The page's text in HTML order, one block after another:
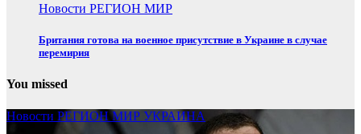
Новости РЕГИОН МИР
Британия готова на военное присутствие в Украине в случае
перемирия
You missed
Новости РЕГИОНМИР УКРАИНА